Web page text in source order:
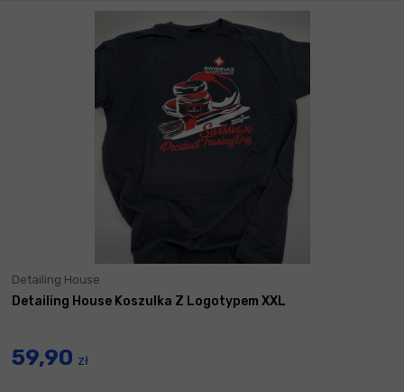
Detailing House
Detailing House Koszulka Z Logotypem XXL
59,90 zł